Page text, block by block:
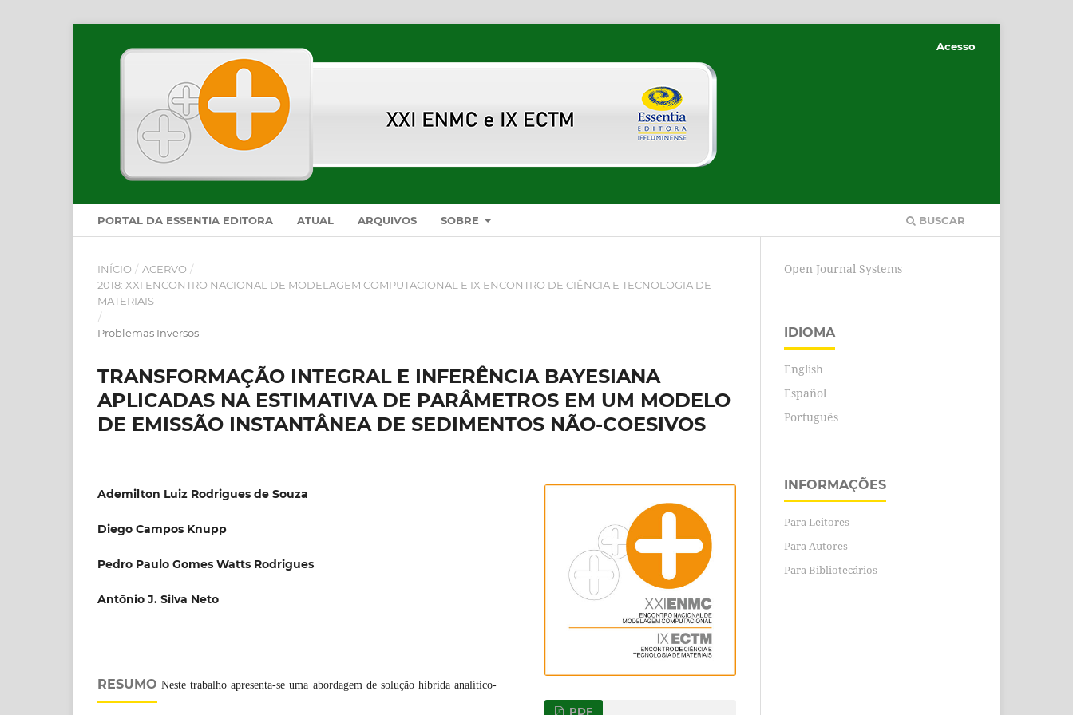
PORTAL DA ESSENTIA EDITORA ATUAL ARQUIVOS SOBRE BUSCAR
Acesso
INÍCIO / ACERVO /
2018: XXI ENCONTRO NACIONAL DE MODELAGEM COMPUTACIONAL E IX ENCONTRO DE CIÊNCIA E TECNOLOGIA DE
MATERIAIS
/
Problemas Inversos
TRANSFORMAÇÃO INTEGRAL E INFERÊNCIA BAYESIANA
APLICADAS NA ESTIMATIVA DE PARÂMETROS EM UM MODELO
DE EMISSÃO INSTANTÂNEA DE SEDIMENTOS NÃO-COESIVOS
Ademilton Luiz Rodrigues de Souza
Diego Campos Knupp
Pedro Paulo Gomes Watts Rodrigues
Antõnio J. Silva Neto
RESUMO Neste trabalho apresenta-se uma abordagem de solução híbrida analítico-
PDF
Open Journal Systems
IDIOMA
English
Español
Português
INFORMAÇÕES
Para Leitores
Para Autores
Para Bibliotecários